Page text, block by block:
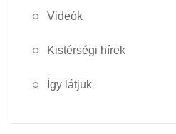
Videók
Kistérségi hírek
Így látjuk